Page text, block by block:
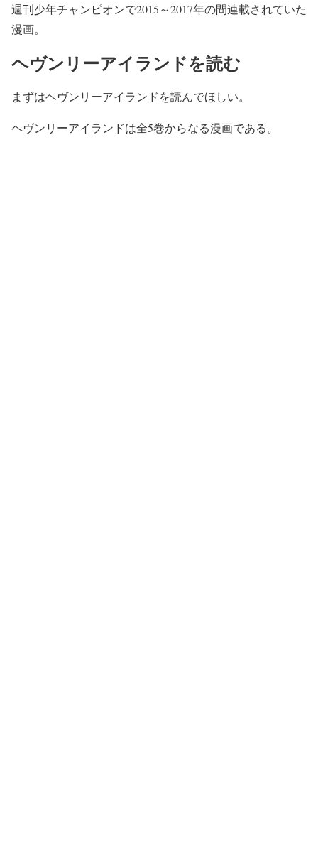
週刊少年チャンピオンで2015～2017年の間連載されていた
漫画。
ヘヴンリーアイランドを読む
まずはヘヴンリーアイランドを読んでほしい。
ヘヴンリーアイランドは全5巻からなる漫画である。